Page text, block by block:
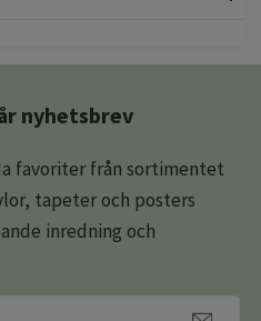
nyhetsbrev
favoriter från sortimentet
tapeter och posters
inredning och